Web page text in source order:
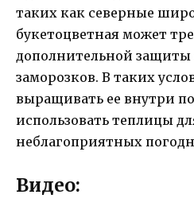
таких как северные
букетоцветная может
дополнительной защиты
заморозков. В таких
выращивать ее внутри
использовать теплицы
неблагоприятных
Видео: